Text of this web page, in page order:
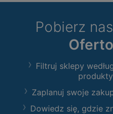
Pobierz
Filtruj sklepy
Zaplanuj swoje
Dowiedz się, gdzie